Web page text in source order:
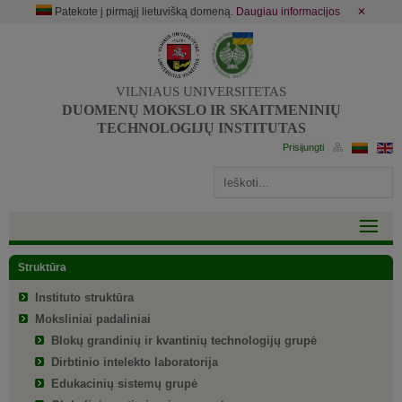
Patekote į pirmąjį lietuvišką domeną. Daugiau informacijos ✕
VILNIAUS UNIVERSITETAS
DUOMENŲ MOKSLO IR SKAITMENINIŲ
TECHNOLOGIJŲ INSTITUTAS
Struktūra
Instituto struktūra
Moksliniai padaliniai
Blokų grandinių ir kvantinių technologijų grupė
Dirbtinio intelekto laboratorija
Edukacinių sistemų grupė